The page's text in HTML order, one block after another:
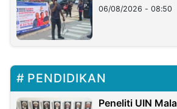
06/08/2026 - 08:50
PENDIDIKAN
Peneliti UIN